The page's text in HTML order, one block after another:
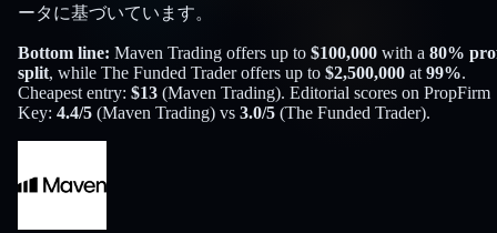
ータに基づいています。
Bottom line: Maven Trading offers up to $100,000 with a 80%
split, while The Funded Traderoffers up to $2,500,000 at 99%.
Cheapest entry: $13 (Maven Trading). Editorial scores on PropFirm
Key: 4.4/5 (Maven Trading) vs 3.0/5 (The Funded Trader).